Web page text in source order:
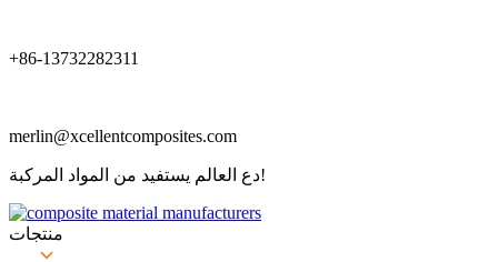
+86-13732282311
merlin@xcellentcomposites.com
دع العالم يستفيد من المواد المركبة!
منتجات